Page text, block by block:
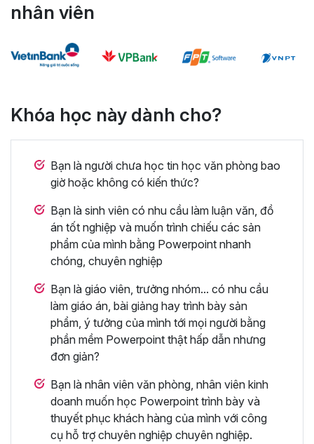
nhân viên
Khóa học này dành cho?
Bạn là người chưa học tin học văn phòng bao
giờ hoặc không có kiến thức?
Bạn là sinh viên có nhu cầu làm luận văn, đồ
án tốt nghiệp và muốn trình chiếu các sản
phẩm của mình bằng Powerpoint nhanh
chóng, chuyên nghiệp
Bạn là giáo viên, trưởng nhóm... có nhu cầu
làm giáo án, bài giảng hay trình bày sản
phẩm, ý tưởng của mình tới mọi người bằng
phần mềm Powerpoint thật hấp dẫn nhưng
đơn giản?
Bạn là nhân viên văn phòng, nhân viên kinh
doanh muốn học Powerpoint trình bày và
thuyết phục khách hàng của mình với công
cụ hỗ trợ chuyên nghiệp chuyên nghiệp.